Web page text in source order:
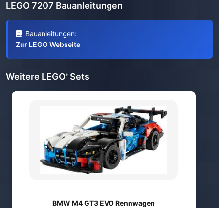
LEGO 7207 Bauanleitungen
Bauanleitungen:
Zur LEGO Webseite
Weitere LEGO® Sets
BMW M4 GT3 EVO Rennwagen